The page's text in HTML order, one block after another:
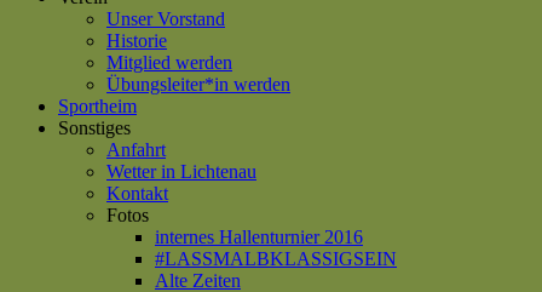
Unser Vorstand
Historie
Mitglied werden
Übungsleiter*in werden
Sportheim
Sonstiges
Anfahrt
Wetter in Lichtenau
Kontakt
Fotos
internes Hallenturnier 2016
#LASSMALBKLASSIGSEIN
Alte Zeiten